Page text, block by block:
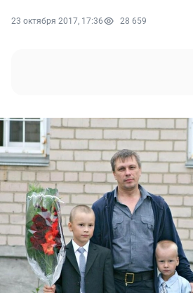
23 октября 2017, 17:36 28 659